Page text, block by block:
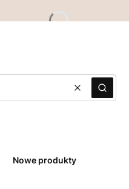
WyczyśćSzukaj
Nowe produkty